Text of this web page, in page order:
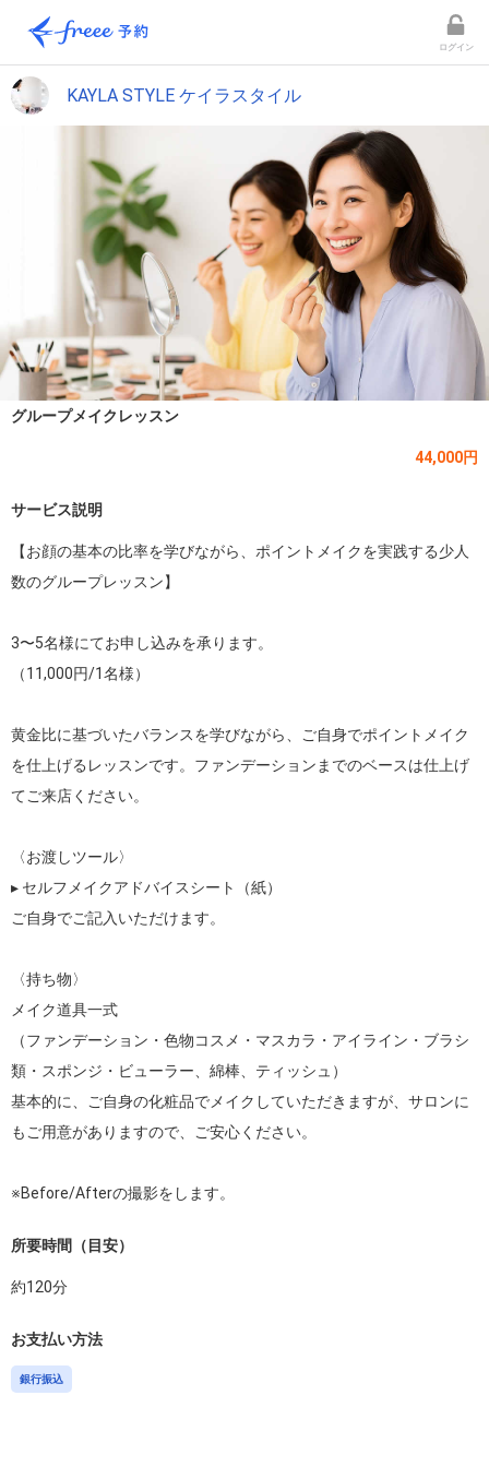
ログイン
KAYLA STYLE ケイラスタイル
グループメイクレッスン
44,000円
サービス説明
【お顔の基本の比率を学びながら、ポイントメイクを実践する少人
数のグループレッスン】
3〜5名様にてお申し込みを承ります。
（11,000円/1名様）
黄金比に基づいたバランスを学びながら、ご自身でポイントメイク
を仕上げるレッスンです。ファンデーションまでのベースは仕上げ
てご来店ください。
〈お渡しツール〉
▸ セルフメイクアドバイスシート（紙）
ご自身でご記入いただけます。
〈持ち物〉
メイク道具一式
（ファンデーション・色物コスメ・マスカラ・アイライン・ブラシ
類・スポンジ・ビューラー、綿棒、ティッシュ）
基本的に、ご自身の化粧品でメイクしていただきますが、サロンに
もご用意がありますので、ご安心ください。
※Before/Afterの撮影をします。
所要時間（目安）
約120分
お支払い方法
銀行振込